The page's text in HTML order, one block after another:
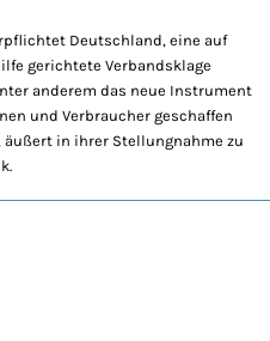
Deutschland, eine auf
gerichtete Verbandsklage
anderem das neue Instrument
und Verbraucher geschaffen
äußert in ihrer Stellungnahme zu